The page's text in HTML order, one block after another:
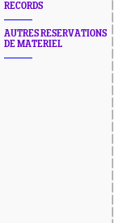
RECORDS
AUTRES RESERVATIONS
DE MATERIEL